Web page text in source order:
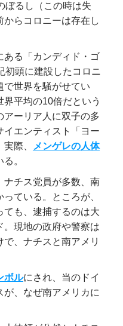
ぼるし（この時は失
らコロニーは存在し
ある「カンディド・ゴ
初頭に建設したコロニ
で世界を騒がせてい
平均の10倍だという
アーリア人に双子の多
イエンティスト「ヨー
際、
メンゲレの人体
。
ナチス党員が多数、南
ている。ところが、
ても、逮捕するのは大
。現地の政府や警察は
、ナチスと南アメリ
ボルにされ、当のドイ
、なぜ南アメリカに